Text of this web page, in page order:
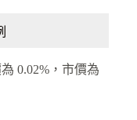
0.02%，市價為